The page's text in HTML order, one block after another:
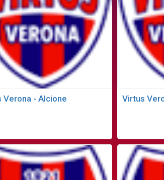
Verona - Alcione Virtus